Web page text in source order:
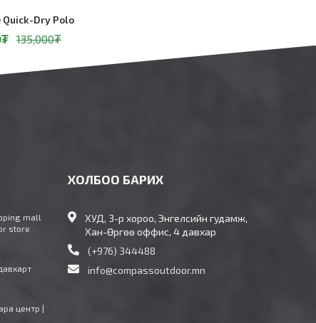
Quick-Dry Polo
₮ 135,000₮
mall
store
центр |
ХОЛБОО БАРИХ
ХУД, 3-р хороо, Энгелсийн гудамж,
Хан-Өргөө оффис, 4 давхар
(+976) 344488
info@compassoutdoor.mn